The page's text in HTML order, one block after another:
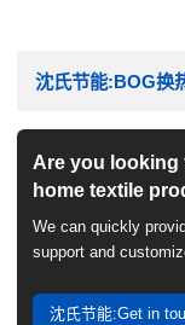
沈氏节能:BOG换
Are you looking
home textile
We can quickly
support and
沈氏节能:Get in